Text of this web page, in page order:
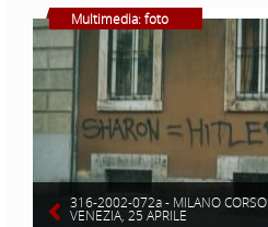
Multimedia: foto
316-2002-072a - MILANO CORSO
VENEZIA, 25 APRILE